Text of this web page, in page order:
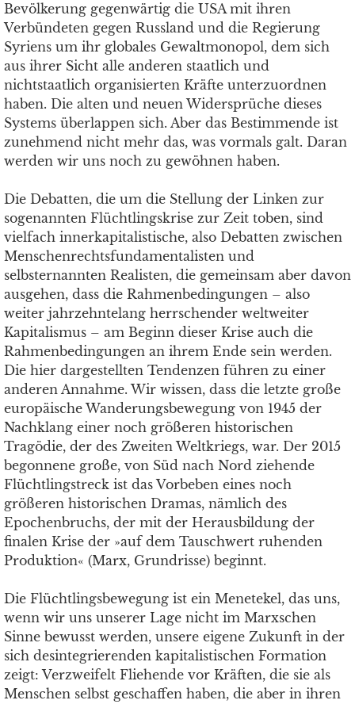
Bevölkerung gegenwärtig die USA mit ihren
Verbündeten gegen Russland und die Regierung
Syriens um ihr globales Gewaltmonopol, dem sich
aus ihrer Sicht alle anderen staatlich und
nichtstaatlich organisierten Kräfte unterzuordnen
haben. Die alten und neuen Widersprüche dieses
Systems überlappen sich. Aber das Bestimmende ist
zunehmend nicht mehr das, was vormals galt. Daran
werden wir uns noch zu gewöhnen haben.
Die Debatten, die um die Stellung der Linken zur
sogenannten Flüchtlingskrise zur Zeit toben, sind
vielfach innerkapitalistische, also Debatten zwischen
Menschenrechtsfundamentalisten und
selbsternannten Realisten, die gemeinsam aber davon
ausgehen, dass die Rahmenbedingungen – also
weiter jahrzehntelang herrschender weltweiter
Kapitalismus – am Beginn dieser Krise auch die
Rahmenbedingungen an ihrem Ende sein werden.
Die hier dargestellten Tendenzen führen zu einer
anderen Annahme. Wir wissen, dass die letzte große
europäische Wanderungsbewegung von 1945 der
Nachklang einer noch größeren historischen
Tragödie, der des Zweiten Weltkriegs, war. Der 2015
begonnene große, von Süd nach Nord ziehende
Flüchtlingstreck ist das Vorbeben eines noch
größeren historischen Dramas, nämlich des
Epochenbruchs, der mit der Herausbildung der
finalen Krise der »auf dem Tauschwert ruhenden
Produktion« (Marx, Grundrisse) beginnt.
Die Flüchtlingsbewegung ist ein Menetekel, das uns,
wenn wir uns unserer Lage nicht im Marxschen
Sinne bewusst werden, unsere eigene Zukunft in der
sich desintegrierenden kapitalistischen Formation
zeigt: Verzweifelt Fliehende vor Kräften, die sie als
Menschen selbst geschaffen haben, die aber in ihren